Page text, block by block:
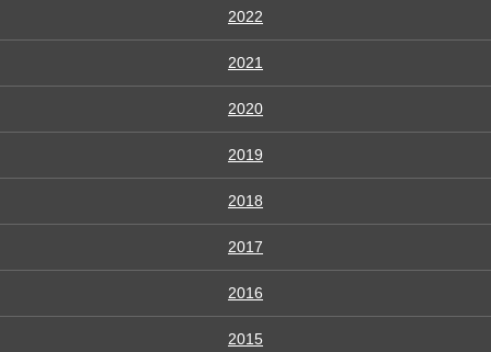
2022
2021
2020
2019
2018
2017
2016
2015